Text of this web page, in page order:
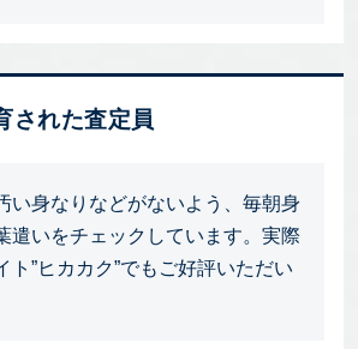
された査定員
い身なりなどがないよう、毎朝身
遣いをチェックしています。実際
ト”ヒカカク”でもご好評いただい